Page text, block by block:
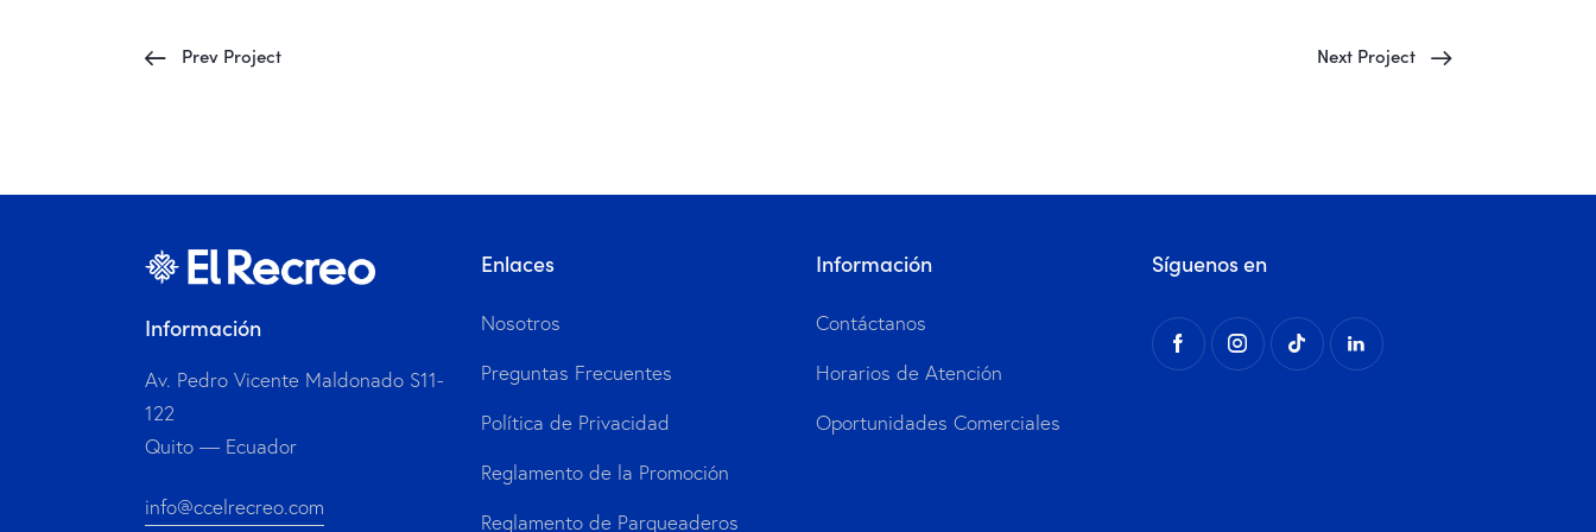
Prev Project Next Project
Información
Av. Pedro Vicente Maldonado S11-
122
Quito — Ecuador
info@ccelrecreo.com
Enlaces
Nosotros
Preguntas Frecuentes
Política de Privacidad
Reglamento de la Promoción
Reglamento de Parqueaderos
Información
Contáctanos
Horarios de Atención
Oportunidades Comerciales
Síguenos en